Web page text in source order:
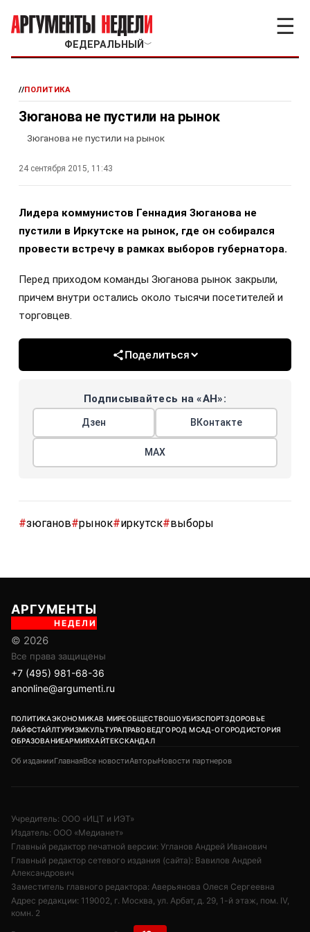
ФЕДЕРАЛЬНЫЙ ﹀
☰
//ПОЛИТИКА
Зюганова не пустили на рынок
Зюганова не пустили на рынок
24 сентября 2015, 11:43
Лидера коммунистов Геннадия Зюганова не
пустили в Иркутске на рынок, где он собирался
провести встречу в рамках выборов губернатора.
Перед приходом команды Зюганова рынок закрыли,
причем внутри остались около тысячи посетителей и
торговцев.
Поделиться
Подписывайтесь на «АН»:
Дзен ВКонтакте
МАХ
#зюганов#рынок#иркутск#выборы
АРГУМЕНТЫ
НЕДЕЛИ
© 2026
Все права защищены
+7 (495) 981-68-36
anonline@argumenti.ru
ПОЛИТИКАЭКОНОМИКАВ МИРЕОБЩЕСТВОШОУБИЗСПОРТЗДОРОВЬЕ
ЛАЙФСТАЙЛТУРИЗМКУЛЬТУРАПРАВОВЕДГОРОД МСАД-ОГОРОДИСТОРИЯ
ОБРАЗОВАНИЕАРМИЯХАЙТЕКСКАНДАЛ
Об изданииГлавнаяВсе новостиАвторыНовости партнеров
Учредитель: ООО «ИЦТ и ИЭТ»
Издатель: ООО «Медианет»
Главный редактор печатной версии: Угланов Андрей Иванович
Главный редактор сетевого издания (сайта): Вавилов Андрей
Александрович
Заместитель главного редактора: Аверьянова Олеся Сергеевна
Адрес редакции: 119002, г. Москва, ул. Арбат, д. 29, 1-й этаж, пом. IV,
комн. 2